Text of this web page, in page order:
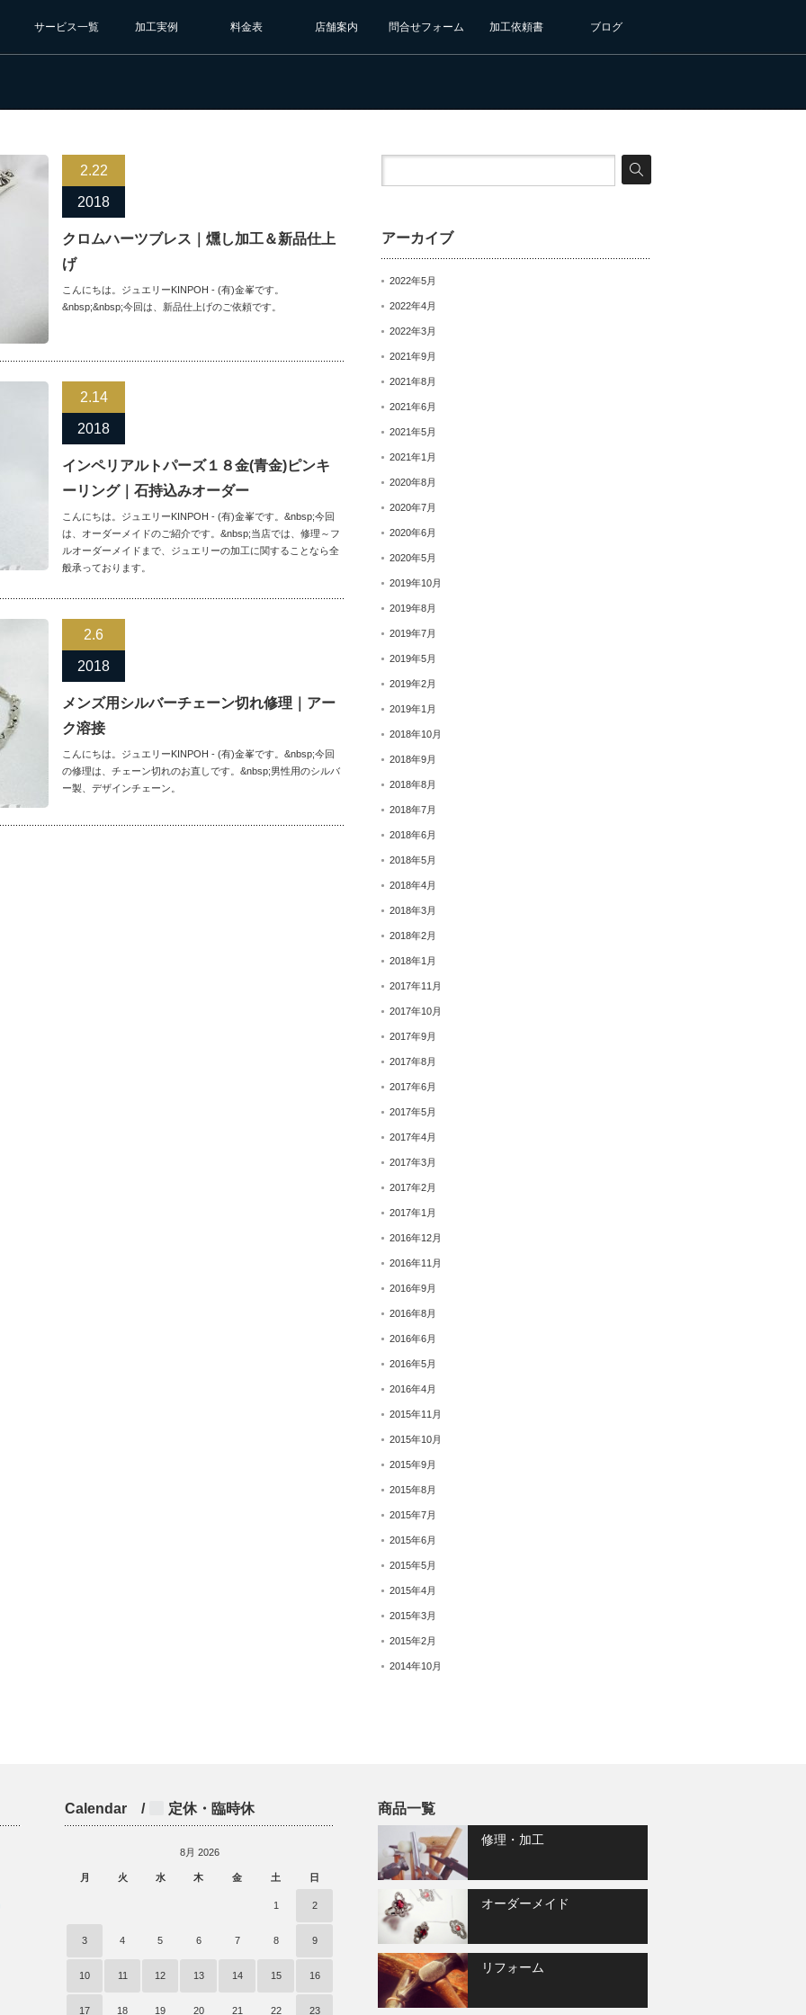
サービス一覧 加工実例 料金表 店舗案内 問合せフォーム 加工依頼書 ブログ
2.22
2018
クロムハーツブレス｜燻し加工＆新品仕上
げ
こんにちは。ジュエリーKINPOH - (有)金峯です。
&nbsp;&nbsp;今回は、新品仕上げのご依頼です。
2.14
2018
インペリアルトパーズ１８金(青金)ピンキ
ーリング｜石持込みオーダー
こんにちは。ジュエリーKINPOH - (有)金峯です。&nbsp;今回
は、オーダーメイドのご紹介です。&nbsp;当店では、修理～フ
ルオーダーメイドまで、ジュエリーの加工に関することなら全
般承っております。
2.6
2018
メンズ用シルバーチェーン切れ修理｜アー
ク溶接
こんにちは。ジュエリーKINPOH - (有)金峯です。&nbsp;今回
の修理は、チェーン切れのお直しです。&nbsp;男性用のシルバ
ー製、デザインチェーン。
アーカイブ
2022年5月
2022年4月
2022年3月
2021年9月
2021年8月
2021年6月
2021年5月
2021年1月
2020年8月
2020年7月
2020年6月
2020年5月
2019年10月
2019年8月
2019年7月
2019年5月
2019年2月
2019年1月
2018年10月
2018年9月
2018年8月
2018年7月
2018年6月
2018年5月
2018年4月
2018年3月
2018年2月
2018年1月
2017年11月
2017年10月
2017年9月
2017年8月
2017年6月
2017年5月
2017年4月
2017年3月
2017年2月
2017年1月
2016年12月
2016年11月
2016年9月
2016年8月
2016年6月
2016年5月
2016年4月
2015年11月
2015年10月
2015年9月
2015年8月
2015年7月
2015年6月
2015年5月
2015年4月
2015年3月
2015年2月
2014年10月
Calendar / 定休・臨時休
8月 2026
月 火 水 木 金 土 日
1 2
3 4 5 6 7 8 9
10 11 12 13 14 15 16
17 18 19 20 21 22 23
商品一覧
修理・加工
オーダーメイド
リフォーム